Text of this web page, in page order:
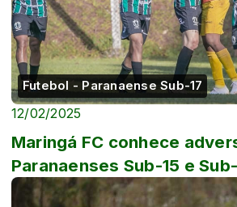
Futebol - Paranaense Sub-17
12/02/2025
Maringá FC conhece
Paranaenses Sub-15 e